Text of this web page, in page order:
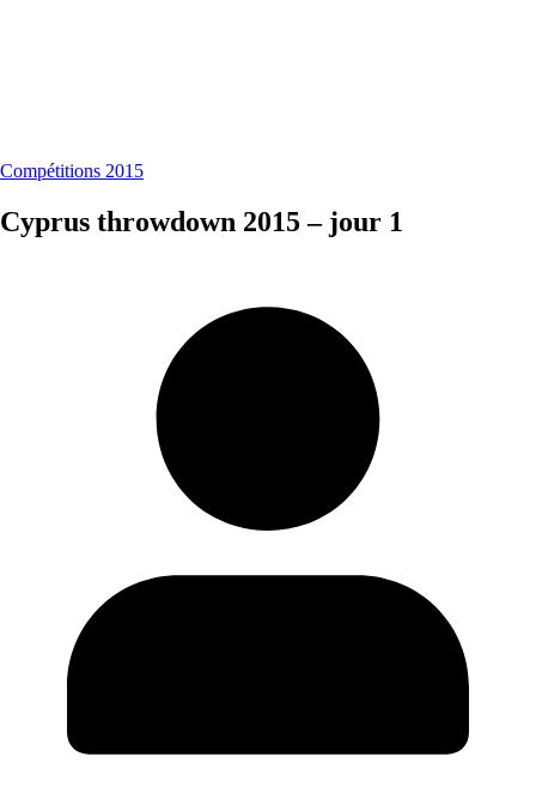
Compétitions 2015
Cyprus throwdown 2015 – jour 1